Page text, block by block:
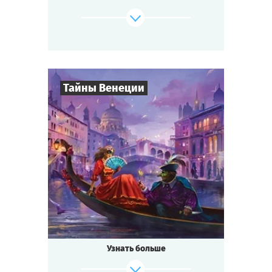
Будь готов к приключениям, если ты...
где-то на Диком Западе!
Cыграть Смотреть сценарий
Тайны Венеции
Игроков 8-
Время игры 2-3 ч.
Тематика Интриги
Тип квеста Квестория
Кто не слышал о знаменитом
Венецианском бале?
Ночь расцвечена фейерверками, играют
Узнать больше